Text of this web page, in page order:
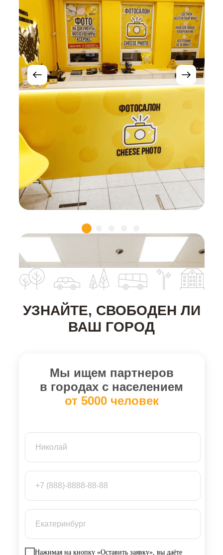
УЗНАЙТЕ, СВОБОДЕН ЛИ
ВАШ ГОРОД
Мы ищем партнеров
в городах с населением
от 5000 человек
Нажимая на кнопку «Оставить заявку», вы даёте